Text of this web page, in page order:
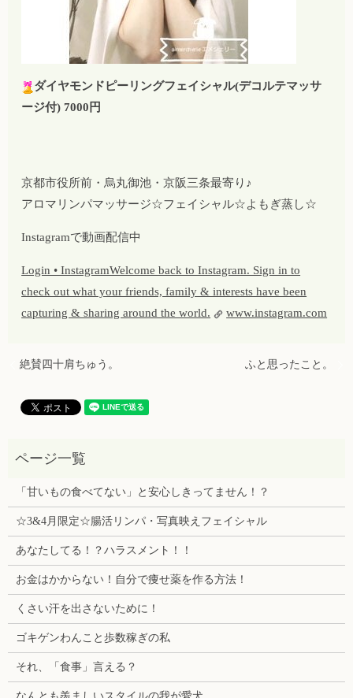
ダイヤモンドピーリングフェイシャル(デコルテマッサ
ージ付) 7000円
京都市役所前・烏丸御池・京阪三条最寄り♪
アロマリンパマッサージ☆フェイシャル☆よもぎ蒸し☆
Instagramで動画配信中
Login • InstagramWelcome back to Instagram. Sign in to
check out what your friends, family & interests have been
capturing & sharing around the world.
www.instagram.com
絶賛四十肩ちゅう。 ふと思ったこと。
「甘いもの食べてない」と安心しきってません！？
☆3&4月限定☆腸活リンパ・写真映えフェイシャル
あなたしてる！？ハラスメント！！
お金はかからない！自分で痩せ薬を作る方法！
くさい汗を出さないために！
ゴキゲンわんこと歩数稼ぎの私
それ、「食事」言える？
なんとも羨ましいスタイルの我が愛犬